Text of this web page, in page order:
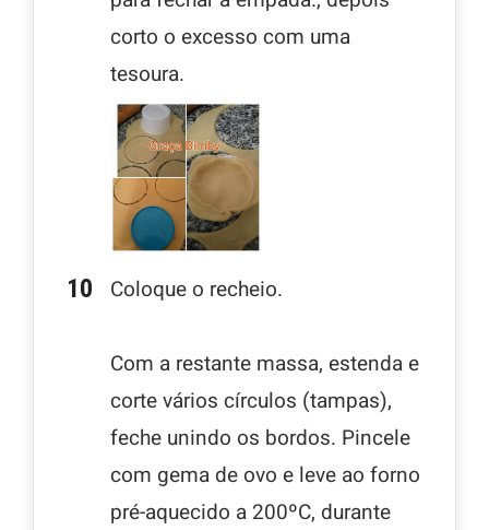
corto o excesso com uma
tesoura.
Coloque o recheio.
Com a restante massa, estenda e
corte vários círculos (tampas),
feche unindo os bordos. Pincele
com gema de ovo e leve ao forno
pré-aquecido a 200ºC, durante